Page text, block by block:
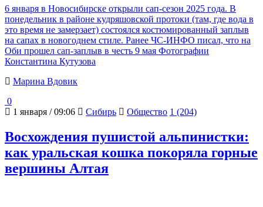
6 января в Новосибирске открыли сап-сезон 2025 года. В
понедельник в районе кудряшовской протоки (там, где вода в
это время не замерзает) состоялся костюмированный заплыв
на сапах в новогоднем стиле. Ранее ЧС-ИНФО писал, что на
Оби прошел сап-заплыв в честь 9 мая Фотографии
Константина Кутузова
Марина Вдовик
0
1 января / 09:06
Сибирь Общество 1 (204)
Восхождения пушистой альпинистки:
как уральская кошка покоряла горные
вершины Алтая